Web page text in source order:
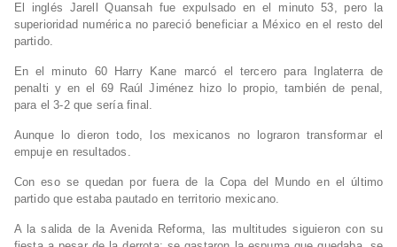
El inglés Jarell Quansah fue expulsado en el minuto 53, pero la
superioridad numérica no pareció beneficiar a México en el resto del
partido.
En el minuto 60 Harry Kane marcó el tercero para Inglaterra de
penalti y en el 69 Raúl Jiménez hizo lo propio, también de penal,
para el 3-2 que sería final.
Aunque lo dieron todo, los mexicanos no lograron transformar el
empuje en resultados.
Con eso se quedan por fuera de la Copa del Mundo en el último
partido que estaba pautado en territorio mexicano.
A la salida de la Avenida Reforma, las multitudes siguieron con su